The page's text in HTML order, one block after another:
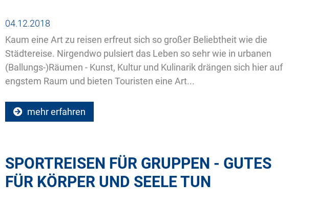
04.12.2018
Kaum eine Art zu reisen erfreut sich so großer Beliebtheit wie die
Städtereise. Nirgendwo pulsiert das Leben so sehr wie in urbanen
(Ballungs-)Räumen - Kunst, Kultur und Kulinarik drängen sich hier auf
engstem Raum und bieten Touristen eine Art...
mehr erfahren
SPORTREISEN FÜR GRUPPEN - GUTES
FÜR KÖRPER UND SEELE TUN